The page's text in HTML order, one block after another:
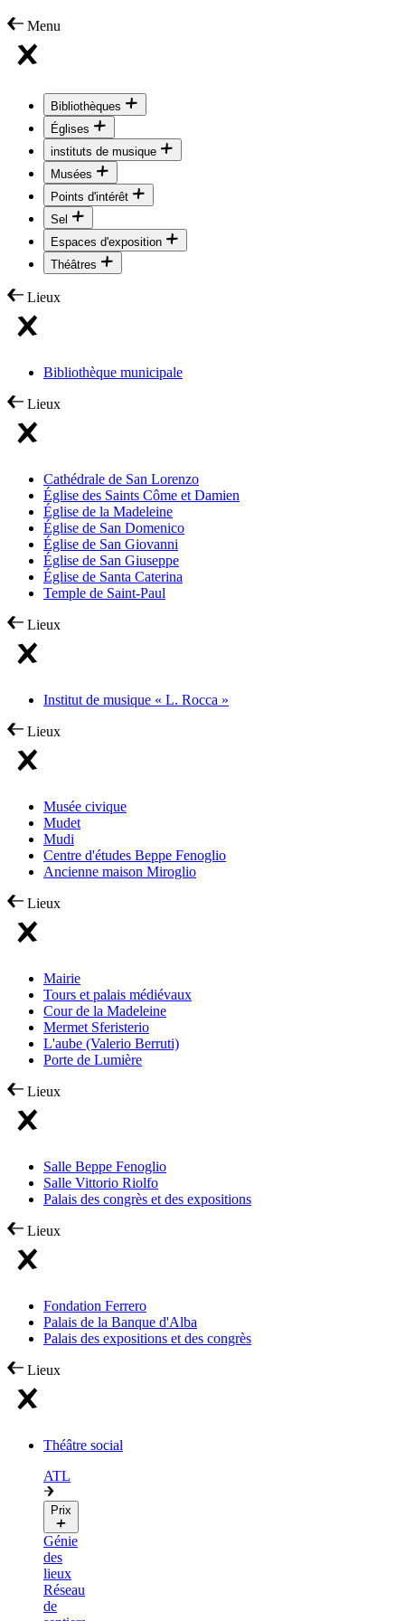
Menu
Bibliothèques
Églises
instituts de musique
Musées
Points d'intérêt
Sel
Espaces d'exposition
Théâtres
Lieux
Bibliothèque municipale
Lieux
Cathédrale de San Lorenzo
Église des Saints Côme et Damien
Église de la Madeleine
Église de San Domenico
Église de San Giovanni
Église de San Giuseppe
Église de Santa Caterina
Temple de Saint-Paul
Lieux
Institut de musique « L. Rocca »
Lieux
Musée civique
Mudet
Mudi
Centre d'études Beppe Fenoglio
Ancienne maison Miroglio
Lieux
Mairie
Tours et palais médiévaux
Cour de la Madeleine
Mermet Sferisterio
L'aube (Valerio Berruti)
Porte de Lumière
Lieux
Salle Beppe Fenoglio
Salle Vittorio Riolfo
Palais des congrès et des expositions
Lieux
Fondation Ferrero
Palais de la Banque d'Alba
Palais des expositions et des congrès
Lieux
Théâtre social
ATL
Prix
Génie
des
lieux
Réseau
de